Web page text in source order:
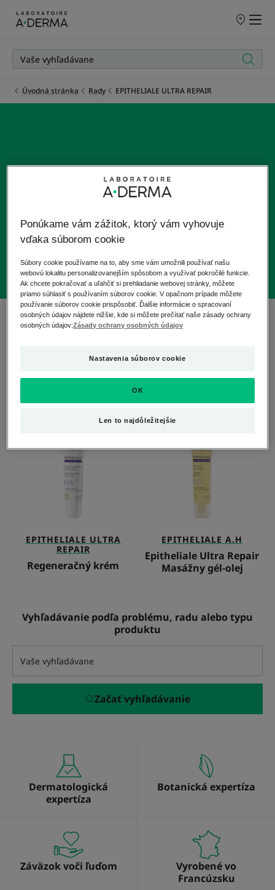
PREDAJNÉ
Úvodná stránka Rady EPITHELIALE ULTRA REPAIR
EPITHELIALE ULTRA
REPAIR
Pre krehkú pokožku (vrátane povrchových jaziev)
2 výsledkov "EPITHELIALE ULTRA REPAIR"
ktorý sa skladá z krému, ktorý podporuje obnovu
pokožky a má upokojujúci účinok, a gélového oleja
určeného na masáž jaziev a strií.
EPITHELIALE ULTRA
REPAIR
Regeneračný krém
Masážny
gél-
EPITHELIALE A.H
Epitheliale Ultra Repair
Masážny gél-olej
Vyhľadávanie podľa problému, radu alebo typu
produktu
Začať vyhľadávanie
Dermatologická
expertíza
Botanická expertíza
Záväzok voči ľuďom
Vyrobené vo
Francúzsku
Ponúkame vám zážitok, ktorý vám vyhovuje
vďaka súborom cookie
Súbory cookie používame na to, aby sme vám umožnili používať našu
webovú lokalitu personalizovanejším spôsobom a využívať pokročilé funkcie.
Ak chcete pokračovať a uľahčiť si prehliadanie webovej stránky, môžete
priamo súhlasiť s používaním súborov cookie. V opačnom prípade môžete
používanie súborov cookie prispôsobiť. Ďalšie informácie o spracovaní
osobných údajov nájdete nižšie, kde si môžete prečítať naše zásady ochrany
osobných údajov:Zásady ochrany osobných údajov
Nastavenia súborov cookie
Len to najdôležitejšie
OK